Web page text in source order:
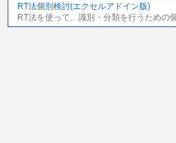
RT法個別検討(エクセルアドイン版)
RT法を使って、識別・分類を行うための